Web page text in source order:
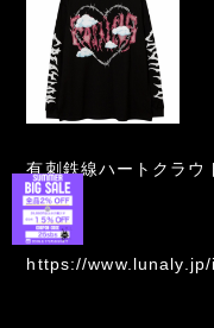
有刺鉄線ハートクラウ
878）
https://